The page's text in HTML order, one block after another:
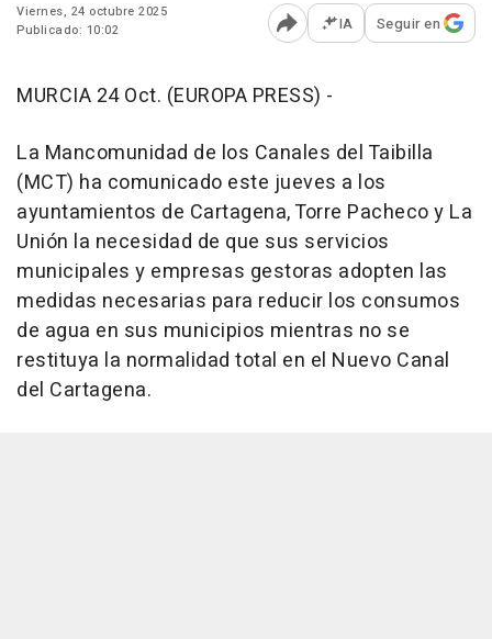
Viernes, 24 octubre 2025
Publicado: 10:02
Abrir opciones para
IA Seguir en
MURCIA 24 Oct. (EUROPA PRESS) -
La Mancomunidad de los Canales del Taibilla
(MCT) ha comunicado este jueves a los
ayuntamientos de Cartagena, Torre Pacheco y La
Unión la necesidad de que sus servicios
municipales y empresas gestoras adopten las
medidas necesarias para reducir los consumos
de agua en sus municipios mientras no se
restituya la normalidad total en el Nuevo Canal
del Cartagena.